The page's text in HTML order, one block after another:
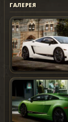
ГАЛЕРЕЯ